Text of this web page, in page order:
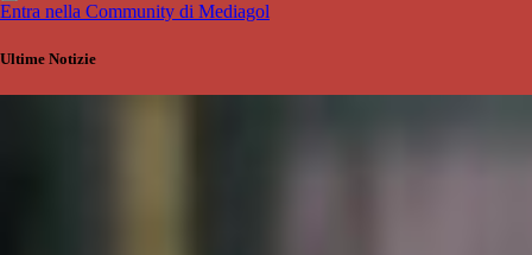
Entra nella Community di Mediagol
Ultime Notizie